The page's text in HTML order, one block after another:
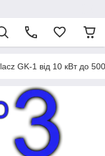
GK-1 від 10 кВт до